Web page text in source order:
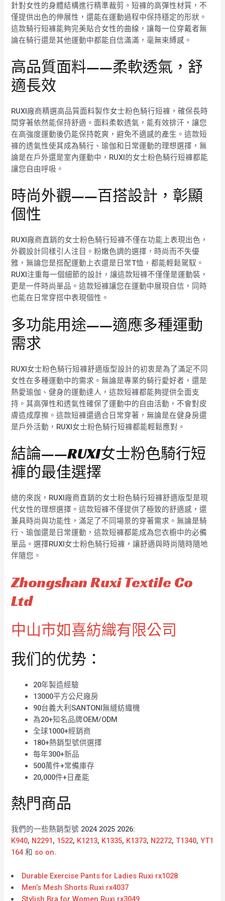
針對女性的身體結構進行精準裁剪。短褲的高彈性材質，不
僅提供出色的伸展性，還能在運動過程中保持穩定的形狀。
這款騎行短褲能夠完美貼合女性的曲線，讓每一位穿戴者無
論在騎行還是其他運動中都能自信滿滿，毫無束縛感。
高品質面料——柔軟透氣，舒
適長效
RUXI廠商精選高品質面料製作女士粉色騎行短褲，確保長時
間穿著依然能保持舒適。面料柔軟透氣，能有效排汗，讓您
在高強度運動後仍能保持乾爽，避免不適感的產生。這款短
褲的透氣性使其成為騎行、瑜伽和日常運動的理想選擇，無
論是在戶外還是室內運動中，RUXI的女士粉色騎行短褲都能
讓您自由呼吸。
時尚外觀——百搭設計，彰顯
個性
RUXI廠商直銷的女士粉色騎行短褲不僅在功能上表現出色，
外觀設計同樣引人注目。粉嫩色調的選擇，時尚而不失優
雅，無論您是搭配運動上衣還是日常T恤，都能輕鬆駕馭。
RUXI注重每一個細節的設計，讓這款短褲不僅僅是運動裝，
更是一件時尚單品。這款短褲讓您在運動中展現自信，同時
也能在日常穿搭中表現個性。
多功能用途——適應多種運動
需求
RUXI女士粉色騎行短褲舒適版型設計的初衷是為了滿足不同
女性在多種運動中的需求。無論是專業的騎行愛好者，還是
熱愛瑜伽、健身的運動達人，這款短褲都能夠提供全面支
持。其高彈性和透氣性確保了運動中的自由活動，不會對皮
膚造成摩擦。這款短褲還適合日常穿著，無論是在健身房還
是戶外活動，RUXI女士粉色騎行短褲都能輕鬆應對。
結論——RUXI女士粉色騎行短
褲的最佳選擇
總的來說，RUXI廠商直銷的女士粉色騎行短褲舒適版型是現
代女性的理想選擇。這款短褲不僅提供了極致的舒適感，還
兼具時尚與功能性，滿足了不同場景的穿著需求。無論是騎
行、瑜伽還是日常運動，這款短褲都能成為您衣櫥中的必備
單品。選擇RUXI女士粉色騎行短褲，讓舒適與時尚隨時隨地
伴隨您。
Zhongshan Ruxi Textile Co
Ltd
中山市如喜紡織有限公司
我们的优势：
20年製造經驗
13000平方公尺廠房
90台義大利SANTONI無縫紡織機
為20+知名品牌OEM/ODM
全球1000+經銷商
180+熱銷型號供選擇
每年300+新品
500萬件+常備庫存
20,000件+日產能
熱門商品
我們的一些熱銷型號 2024 2025 2026:
K940, N2291, 1522, K1213, K1335, K1373, N2272,T1340,YT1
164 和 so on.
Durable Exercise Pants for Ladies Ruxi rx1028
Men’s Mesh Shorts Ruxi rx4037
Stylish Bra for Women Ruxi rx3049